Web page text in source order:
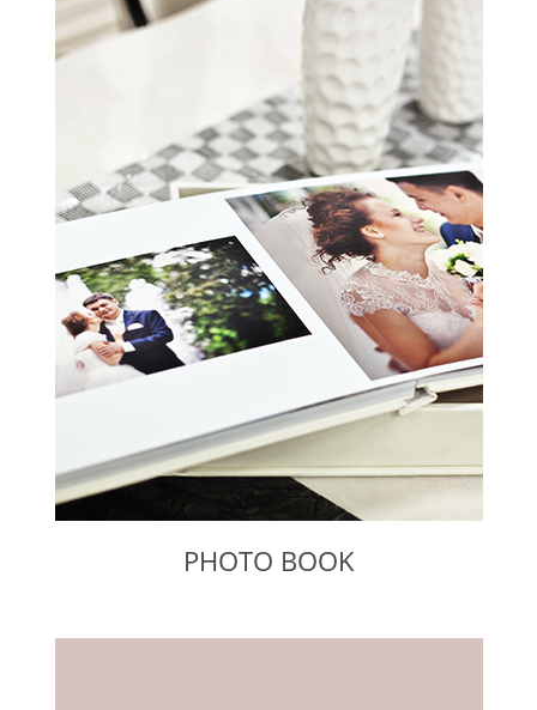
PHOTO BOOK